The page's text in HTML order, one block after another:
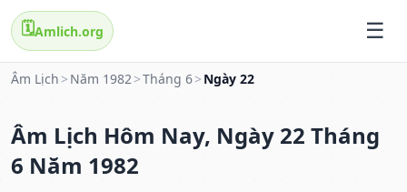
🗓️Amlich.org
Âm Lịch > Năm 1982>Tháng 6> Ngày 22
Âm Lịch Hôm Nay, Ngày 22 Tháng
6 Năm 1982